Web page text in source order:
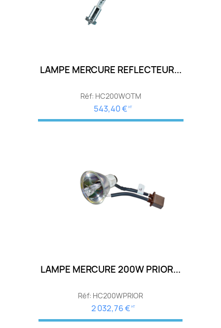
LAMPE MERCURE REFLECTEUR...
Réf: HC200WOTM
543,40 € HT
LAMPE MERCURE 200W PRIOR...
Réf: HC200WPRIOR
2 032,76 € HT